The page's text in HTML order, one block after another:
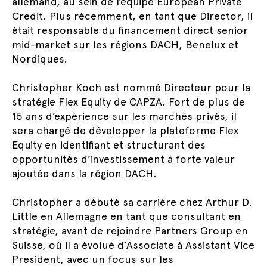
Credit. Plus récemment, en tant que Director, il
était responsable du financement direct senior
mid-market sur les régions DACH, Benelux et
Nordiques.
Christopher Koch est nommé Directeur pour la
stratégie Flex Equity de CAPZA. Fort de plus de
15 ans d’expérience sur les marchés privés, il
sera chargé de développer la plateforme Flex
Equity en identifiant et structurant des
opportunités d’investissement à forte valeur
ajoutée dans la région DACH.
Christopher a débuté sa carrière chez Arthur D.
Little en Allemagne en tant que consultant en
stratégie, avant de rejoindre Partners Group en
Suisse, où il a évolué d’Associate à Assistant Vice
President, avec un focus sur les